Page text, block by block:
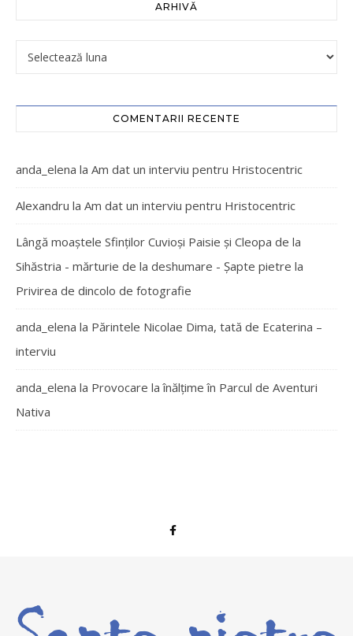
ARHIVĂ
COMENTARII RECENTE
anda_elena la Am dat un interviu pentru Hristocentric
Alexandru la Am dat un interviu pentru Hristocentric
Lângă moaștele Sfinților Cuvioși Paisie și Cleopa de la
Sihăstria - mărturie de la deshumare - Şapte pietre la
Privirea de dincolo de fotografie
anda_elena la Părintele Nicolae Dima, tată de Ecaterina –
interviu
anda_elena la Provocare la înălțime în Parcul de Aventuri
Nativa